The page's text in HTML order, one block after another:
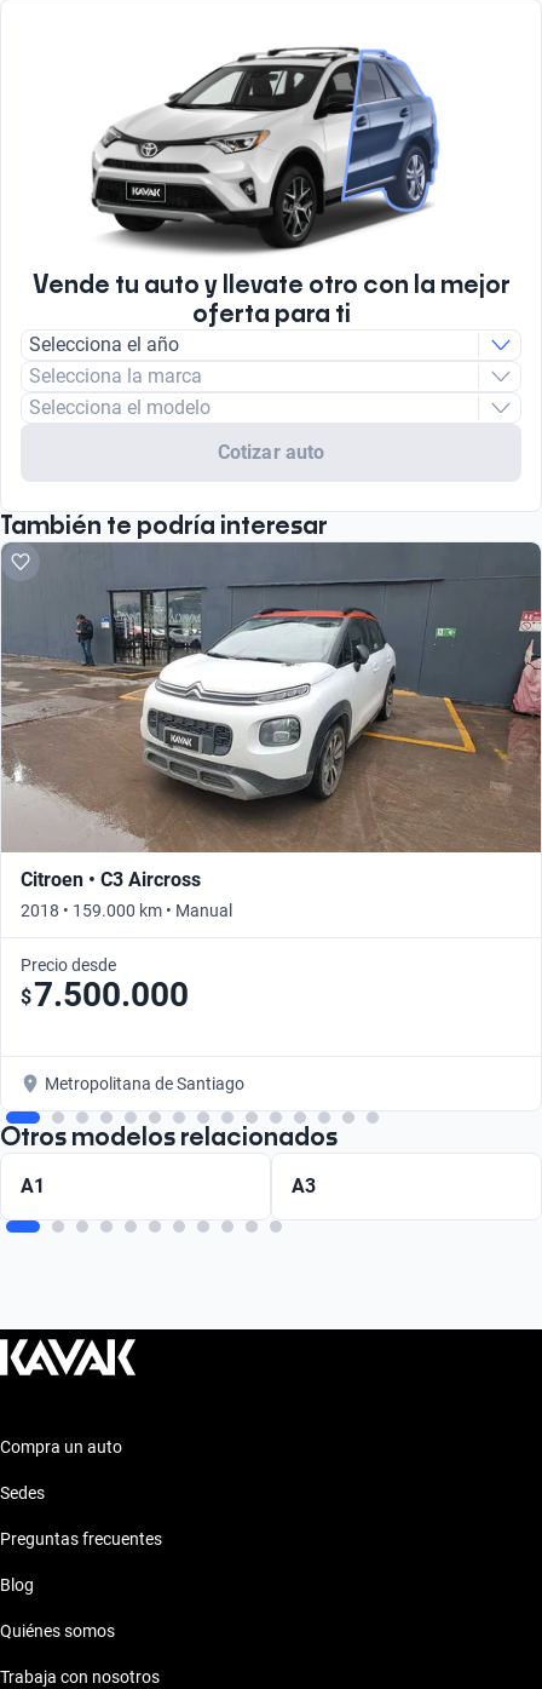
Vende tu auto y llevate otro con la mejor
oferta para ti
Selecciona el año
Selecciona la marca
Selecciona el modelo
Cotizar auto
También te podría interesar
Citroen • C3 Aircross
2018 • 159.000 km • Manual
Precio desde
$7.500.000
Metropolitana de Santiago
Otros modelos relacionados
A1 A3
Compra un auto
Sedes
Preguntas frecuentes
Blog
Quiénes somos
Trabaja con nosotros